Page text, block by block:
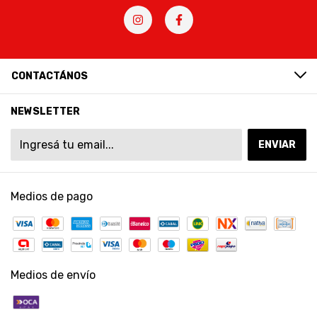
CONTACTÁNOS
NEWSLETTER
Medios de pago
Medios de envío